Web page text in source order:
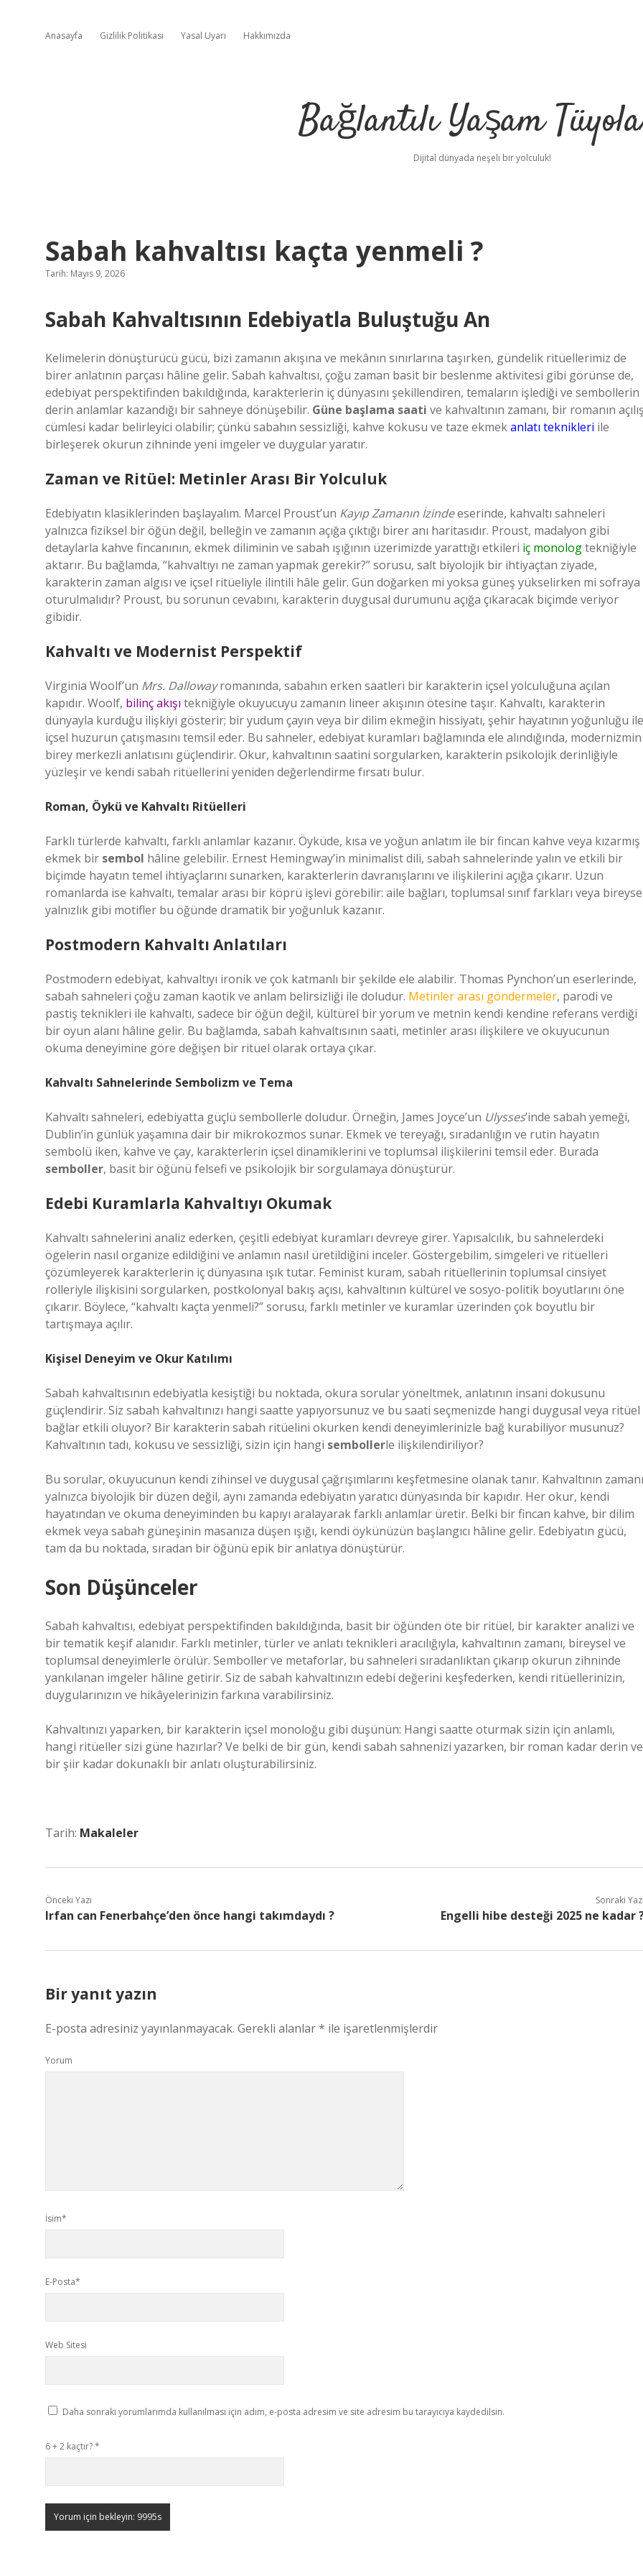
Anasayfa Gizlilik Politikası Yasal Uyarı Hakkımızda
Bağlantılı Yaşam
Dijital dünyada neşeli bir yolculuk!
Sabah kahvaltısı kaçta yenmeli ?
Tarih: Mayıs 9, 2026
Sabah Kahvaltısının Edebiyatla Buluştuğu An
Kelimelerin dönüştürücü gücü, bizi zamanın akışına ve mekânın sınırlarına taşırken, gündelik ritüellerimiz de
birer anlatının parçası hâline gelir. Sabah kahvaltısı, çoğu zaman basit bir beslenme aktivitesi gibi görünse de,
edebiyat perspektifinden bakıldığında, karakterlerin iç dünyasını şekillendiren, temaların işlediği ve sembollerin
derin anlamlar kazandığı bir sahneye dönüşebilir. Güne başlama saati ve kahvaltının zamanı, bir romanın
cümlesi kadar belirleyici olabilir; çünkü sabahın sessizliği, kahve kokusu ve taze ekmekanlatı teknikleri ile
birleşerek okurun zihninde yeni imgeler ve duygular yaratır.
Zaman ve Ritüel: Metinler Arası Bir Yolculuk
Edebiyatın klasiklerinden başlayalım. Marcel Proust’un Kayıp Zamanın İzindeeserinde, kahvaltı sahneleri
yalnızca fiziksel bir öğün değil, belleğin ve zamanın açığa çıktığı birer anı haritasıdır. Proust, madalyon gibi
detaylarla kahve fincanının, ekmek diliminin ve sabah ışığının üzerimizde yarattığı etkileri iç monologtekniğiyle
aktarır. Bu bağlamda, “kahvaltıyı ne zaman yapmak gerekir?” sorusu, salt biyolojik bir ihtiyaçtan ziyade,
karakterin zaman algısı ve içsel ritüeliyle ilintili hâle gelir. Gün doğarken mi yoksa güneş yükselirken mi sofraya
oturulmalıdır? Proust, bu sorunun cevabını, karakterin duygusal durumunu açığa çıkaracak biçimde veriyor
gibidir.
Kahvaltı ve Modernist Perspektif
Virginia Woolf’un Mrs. Dallowayromanında, sabahın erken saatleri bir karakterin içsel yolculuğuna açılan
kapıdır. Woolf, bilinç akışı tekniğiyle okuyucuyu zamanın lineer akışının ötesine taşır. Kahvaltı, karakterin
dünyayla kurduğu ilişkiyi gösterir; bir yudum çayın veya bir dilim ekmeğin hissiyatı, şehir hayatının yoğunluğu ile
içsel huzurun çatışmasını temsil eder. Bu sahneler, edebiyat kuramları bağlamında ele alındığında, modernizmin
birey merkezli anlatısını güçlendirir. Okur, kahvaltının saatini sorgularken, karakterin psikolojik derinliğiyle
yüzleşir ve kendi sabah ritüellerini yeniden değerlendirme fırsatı bulur.
Roman, Öykü ve Kahvaltı Ritüelleri
Farklı türlerde kahvaltı, farklı anlamlar kazanır. Öyküde, kısa ve yoğun anlatım ile bir fincan kahve veya kızarmış
ekmek bir sembol hâline gelebilir. Ernest Hemingway’in minimalist dili, sabah sahnelerinde yalın ve etkili bir
biçimde hayatın temel ihtiyaçlarını sunarken, karakterlerin davranışlarını ve ilişkilerini açığa çıkarır. Uzun
romanlarda ise kahvaltı, temalar arası bir köprü işlevi görebilir: aile bağları, toplumsal sınıf farkları veya
yalnızlık gibi motifler bu öğünde dramatik bir yoğunluk kazanır.
Postmodern Kahvaltı Anlatıları
Postmodern edebiyat, kahvaltıyı ironik ve çok katmanlı bir şekilde ele alabilir. Thomas Pynchon’un eserlerinde,
sabah sahneleri çoğu zaman kaotik ve anlam belirsizliği ile doludur. Metinler arası göndermeler, parodi ve
pastiş teknikleri ile kahvaltı, sadece bir öğün değil, kültürel bir yorum ve metnin kendi kendine referans verdiği
bir oyun alanı hâline gelir. Bu bağlamda, sabah kahvaltısının saati, metinler arası ilişkilere ve okuyucunun
okuma deneyimine göre değişen bir ritüel olarak ortaya çıkar.
Kahvaltı Sahnelerinde Sembolizm ve Tema
Kahvaltı sahneleri, edebiyatta güçlü sembollerle doludur. Örneğin, James Joyce’un Ulysses’inde sabah yemeği,
Dublin’in günlük yaşamına dair bir mikrokozmos sunar. Ekmek ve tereyağı, sıradanlığın ve rutin hayatın
sembolü iken, kahve ve çay, karakterlerin içsel dinamiklerini ve toplumsal ilişkilerini temsil eder. Burada
semboller, basit bir öğünü felsefi ve psikolojik bir sorgulamaya dönüştürür.
Edebi Kuramlarla Kahvaltıyı Okumak
Kahvaltı sahnelerini analiz ederken, çeşitli edebiyat kuramları devreye girer. Yapısalcılık, bu sahnelerdeki
ögelerin nasıl organize edildiğini ve anlamın nasıl üretildiğini inceler. Göstergebilim, simgeleri ve ritüelleri
çözümleyerek karakterlerin iç dünyasına ışık tutar. Feminist kuram, sabah ritüellerinin toplumsal cinsiyet
rolleriyle ilişkisini sorgularken, postkolonyal bakış açısı, kahvaltının kültürel ve sosyo-politik boyutlarını öne
çıkarır. Böylece, “kahvaltı kaçta yenmeli?” sorusu, farklı metinler ve kuramlar üzerinden çok boyutlu bir
tartışmaya açılır.
Kişisel Deneyim ve Okur Katılımı
Sabah kahvaltısının edebiyatla kesiştiği bu noktada, okura sorular yöneltmek, anlatının insani dokusunu
güçlendirir. Siz sabah kahvaltınızı hangi saatte yapıyorsunuz ve bu saati seçmenizde hangi duygusal veya ritüel
bağlar etkili oluyor? Bir karakterin sabah ritüelini okurken kendi deneyimlerinizle bağ kurabiliyor musunuz?
Kahvaltının tadı, kokusu ve sessizliği, sizin için hangi sembollerle ilişkilendiriliyor?
Bu sorular, okuyucunun kendi zihinsel ve duygusal çağrışımlarını keşfetmesine olanak tanır. Kahvaltının
yalnızca biyolojik bir düzen değil, aynı zamanda edebiyatın yaratıcı dünyasında bir kapıdır. Her okur, kendi
hayatından ve okuma deneyiminden bu kapıyı aralayarak farklı anlamlar üretir. Belki bir fincan kahve, bir dilim
ekmek veya sabah güneşinin masanıza düşen ışığı, kendi öykünüzün başlangıcı hâline gelir. Edebiyatın gücü,
tam da bu noktada, sıradan bir öğünü epik bir anlatıya dönüştürür.
Son Düşünceler
Sabah kahvaltısı, edebiyat perspektifinden bakıldığında, basit bir öğünden öte bir ritüel, bir karakter analizi ve
bir tematik keşif alanıdır. Farklı metinler, türler ve anlatı teknikleri aracılığıyla, kahvaltının zamanı, bireysel ve
toplumsal deneyimlerle örülür. Semboller ve metaforlar, bu sahneleri sıradanlıktan çıkarıp okurun zihninde
yankılanan imgeler hâline getirir. Siz de sabah kahvaltınızın edebi değerini keşfederken, kendi ritüellerinizin,
duygularınızın ve hikâyelerinizin farkına varabilirsiniz.
Kahvaltınızı yaparken, bir karakterin içsel monoloğu gibi düşünün: Hangi saatte oturmak sizin için anlamlı,
hangi ritüeller sizi güne hazırlar? Ve belki de bir gün, kendi sabah sahnenizi yazarken, bir roman kadar derin ve
bir şiir kadar dokunaklı bir anlatı oluşturabilirsiniz.
Tarih: Makaleler
Önceki Yazı
Irfan can Fenerbahçe’den önce hangi takımdaydı ?
Sonraki
Engelli hibe desteği 2025 ne kadar
Bir yanıt yazın
E-posta adresiniz yayınlanmayacak. Gerekli alanlar* ile işaretlenmişlerdir
Yorum
İsim*
E-Posta*
Web Sitesi
Daha sonraki yorumlarımda kullanılması için adım, e-posta adresim ve site adresim bu tarayıcıya kaydedilsin.
6 + 2 kaçtır?*